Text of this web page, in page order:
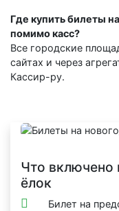
Где купить билеты
помимо касс?
Все городские
сайтах и через
Кассир-ру.
Что включено
ёлок
Билет на